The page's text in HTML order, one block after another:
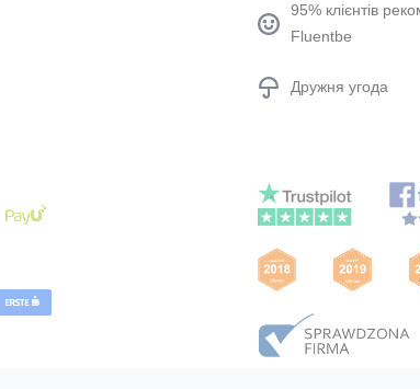
95% клієнтів
Fluentbe
Дружня угода